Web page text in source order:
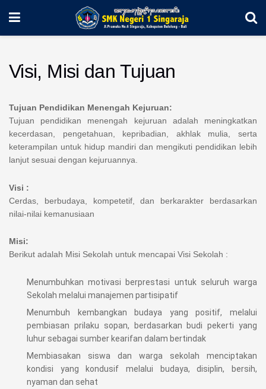
Visi, Misi dan Tujuan
Tujuan Pendidikan Menengah Kejuruan:
Tujuan pendidikan menengah kejuruan adalah meningkatkan
kecerdasan, pengetahuan, kepribadian, akhlak mulia, serta
keterampilan untuk hidup mandiri dan mengikuti pendidikan lebih
lanjut sesuai dengan kejuruannya.
Visi :
Cerdas, berbudaya, kompetetif, dan berkarakter berdasarkan
nilai-nilai kemanusiaan
Misi:
Berikut adalah Misi Sekolah untuk mencapai Visi Sekolah :
Menumbuhkan motivasi berprestasi untuk seluruh warga
Sekolah melalui manajemen partisipatif
Menumbuh kembangkan budaya yang positif, melalui
pembiasan prilaku sopan, berdasarkan budi pekerti yang
luhur sebagai sumber kearifan dalam bertindak
Membiasakan siswa dan warga sekolah menciptakan
kondisi yang kondusif melalui budaya, disiplin, bersih,
nyaman dan sehat